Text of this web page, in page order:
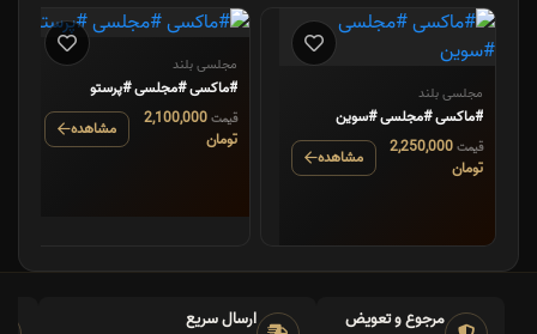
مجلسی بلند
#ماکسی #مجلسی #سوین
قیمت2,250,000
تومان
مشاهده
مجلسی بلند
#ماکسی #مجلسی #پرستو
قیمت 2,100,000
تومان
مشاهده
مرجوع و تعویض ارسال سریع